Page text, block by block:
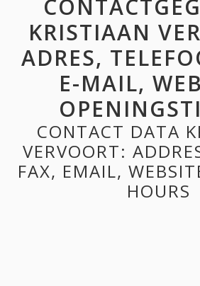
KRISTIAAN
ADRES,
E-MAIL,
CONTACT DATA
VERVOORT:
FAX, EMAIL,
HOURS